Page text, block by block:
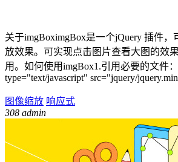
关于imgBoximgBox是一个jQuery 插件
放效果。可实现点击图片查看大图的效
用。如何使用imgBox1.引用必要的文件
type="text/javascript" src="jquery/
图像缩放 响应式
308 admin